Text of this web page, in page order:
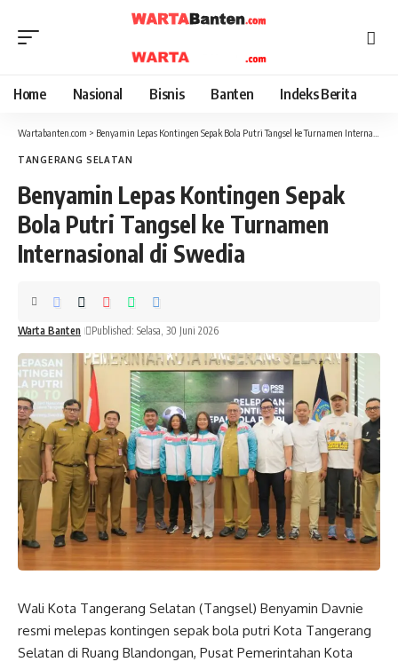
Home Nasional Bisnis Banten Indeks Berita
Wartabanten.com > Benyamin Lepas Kontingen Sepak Bola Putri Tangsel ke Turnamen Internasional di Swedia
TANGERANG SELATAN
Benyamin Lepas Kontingen Sepak
Bola Putri Tangsel ke Turnamen
Internasional di Swedia
Warta Banten Published: Selasa, 30 Juni 2026
Wali Kota Tangerang Selatan (Tangsel) Benyamin Davnie
resmi melepas kontingen sepak bola putri Kota Tangerang
Selatan di Ruang Blandongan, Pusat Pemerintahan Kota